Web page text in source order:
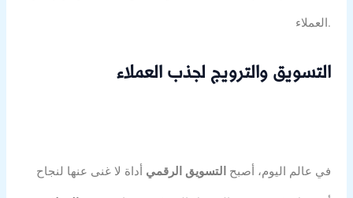
العملاء.
التسويق والترويج لجذب العملاء
في عالم اليوم، أصبح التسويق الرقمي أداة لا غنى عنها لنجاح